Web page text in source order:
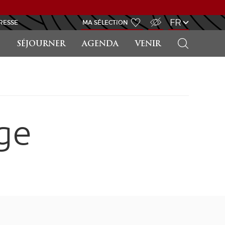
SÉJOURNER AGENDA VENIR
MA SÉLECTION FR